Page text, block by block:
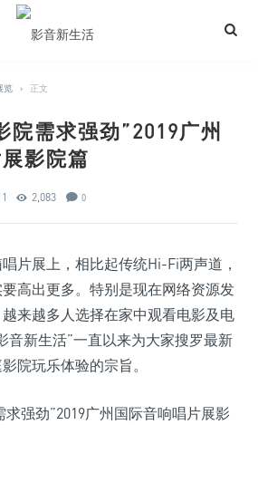
览 › 正文
院需求强劲”2019广州
影院篇
2,083 0
片展上，相比起传统Hi-Fi两声道，
高出更多。特别是现在网络资源发
来越多人选择在家中观看电影及电
音新生活”一直以来为大家搜罗最新
院玩乐体验的宗旨。